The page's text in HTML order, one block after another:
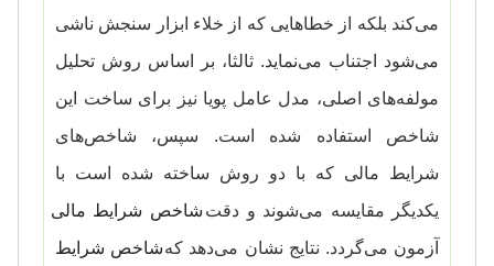
می‌کند بلکه از خطاهایی که از خلاء ابزار سنجش ناشی
می‌شود اجتناب می‌نماید. ثالثا، بر اساس روش تحلیل
مولفه‌های اصلی، مدل عامل پویا نیز برای ساخت این
شاخص استفاده شده است. سپس، شاخص‌های
شرایط مالی که با دو روش ساخته شده است با
یکدیگر مقایسه می‌شوند و دقتشاخص شرایط مالی
آزمون می‌گردد. نتایج نشان می‌دهد کهشاخص شرایط